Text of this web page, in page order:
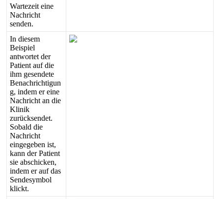
Wartezeit eine
Nachricht
senden.
In diesem
Beispiel
antwortet der
Patient auf die
ihm gesendete
Benachrichtigun
g, indem er eine
Nachricht an die
Klinik
zurücksendet.
Sobald die
Nachricht
eingegeben ist,
kann der Patient
sie abschicken,
indem er auf das
Sendesymbol
klickt.